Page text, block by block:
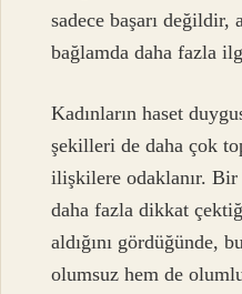
sadece başarı değildir,
bağlamda daha fazla
Kadınların haset
şekilleri de daha çok
ilişkilere odaklanır. Bir
daha fazla dikkat
aldığını gördüğünde,
olumsuz hem de